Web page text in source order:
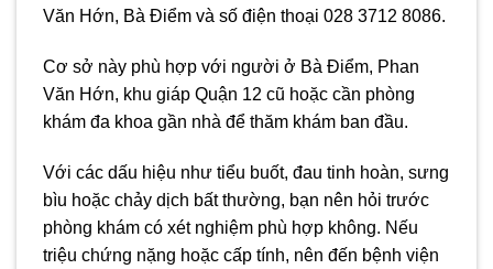
Văn Hớn, Bà Điểm và số điện thoại 028 3712 8086.
Cơ sở này phù hợp với người ở Bà Điểm, Phan
Văn Hớn, khu giáp Quận 12 cũ hoặc cần phòng
khám đa khoa gần nhà để thăm khám ban đầu.
Với các dấu hiệu như tiểu buốt, đau tinh hoàn, sưng
bìu hoặc chảy dịch bất thường, bạn nên hỏi trước
phòng khám có xét nghiệm phù hợp không. Nếu
triệu chứng nặng hoặc cấp tính, nên đến bệnh viện